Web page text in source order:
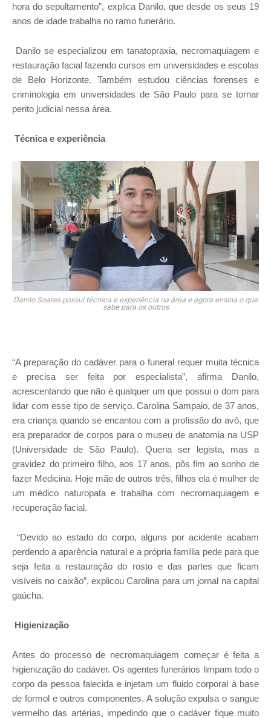
hora do sepultamento”, explica Danilo, que desde os seus 19
anos de idade trabalha no ramo funerário.
Danilo se especializou em tanatopraxia, necromaquiagem e
restauração facial fazendo cursos em universidades e escolas
de Belo Horizonte. Também estudou ciências forenses e
criminologia em universidades de São Paulo para se tornar
perito judicial nessa área.
Técnica e experiência
Danilo Soares possui técnica e experiência na área e agora ensina o que
sabe para os outros
“A preparação do cadáver para o funeral requer muita técnica
e precisa ser feita por especialista”, afirma Danilo,
acrescentando que não é qualquer um que possui o dom para
lidar com esse tipo de serviço. Carolina Sampaio, de 37 anos,
era criança quando se encantou com a profissão do avô, que
era preparador de corpos para o museu de anatomia na USP
(Universidade de São Paulo). Queria ser legista, mas a
gravidez do primeiro filho, aos 17 anos, pôs fim ao sonho de
fazer Medicina. Hoje mãe de outros três, filhos ela é mulher de
um médico naturopata e trabalha com necromaquiagem e
recuperação facial.
“Devido ao estado do corpo, alguns por acidente acabam
perdendo a aparência natural e a própria família pede para que
seja feita a restauração do rosto e das partes que ficam
visíveis no caixão”, explicou Carolina para um jornal na capital
gaúcha.
Higienização
Antes do processo de necromaquiagem começar é feita a
higienização do cadáver. Os agentes funerários limpam todo o
corpo da pessoa falecida e injetam um fluido corporal à base
de formol e outros componentes. A solução expulsa o sangue
vermelho das artérias, impedindo que o cadáver fique muito